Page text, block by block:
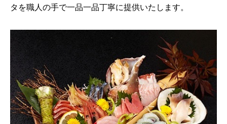
タを職人の手で一品一品丁寧に提供いたします。